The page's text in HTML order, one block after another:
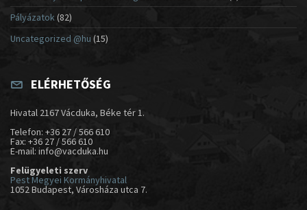
Pályázatok (82)
Uncategorized @hu (15)
ELÉRHETŐSÉG
Hivatal 2167 Vácduka, Béke tér 1.
Telefon: +36 27 / 566 610
Fax: +36 27 / 566 610
E-mail: info@vacduka.hu
Felügyeleti szerv
Pest Megyei Kormányhivatal
1052 Budapest, Városháza utca 7.